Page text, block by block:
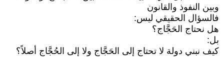
وبين النفوذ والقانون
فالسؤال الحقيقي ليس:
هل نحتاج الحَجَّاج؟
بل:
كيف نبني دولة لا تحتاج إلى الحَجَّاج ولا إلى الحُجَّاج أصلاً؟